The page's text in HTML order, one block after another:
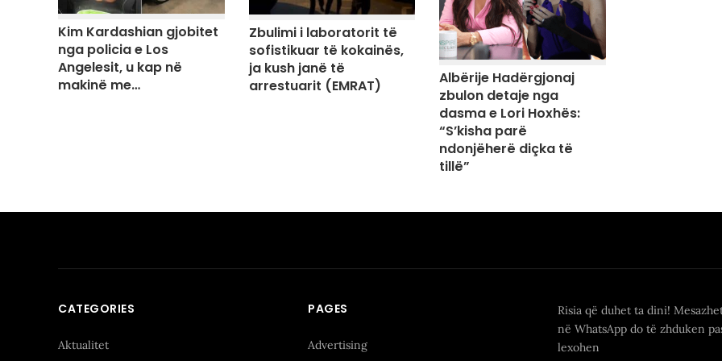
Kim Kardashian gjobitet
nga policia e Los
Angelesit, u kap në
makinë me…
Zbulimi i laboratorit të
sofistikuar të kokainës,
ja kush janë të
arrestuarit (EMRAT)
Albërije Hadërgjonaj
zbulon detaje nga
dasma e Lori Hoxhës:
“S’kisha parë
ndonjëherë diçka të
tillë”
CATEGORIES
Aktualitet
PAGES
Advertising
Risia që duhet ta dini!
në WhatsApp do të zhduken
lexohen